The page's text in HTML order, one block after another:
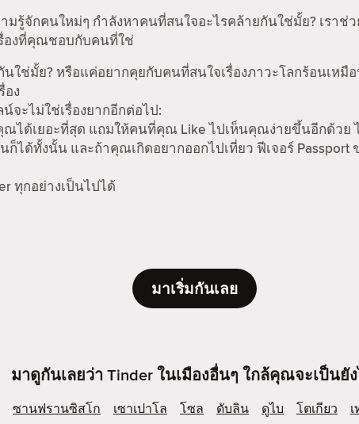
รู้จักคนใหม่ๆ กำลังหาคนที่สนใจอะไรคล้ายกันใช่มั้ย? เรา
องที่คุณชอบกับคนที่ใช่
ใช่มั้ย? หรือแค่อยากคุยกับคนที่สนใจเรื่องภาวะโลกร้อนเห
อง
ะไม่ใช่เรื่องยากอีกต่อไป:
ณได้เยอะที่สุด แถมให้คนที่คุณ Like ไปเห็นคุณง่ายขึ้นอีกด้วย
ด้ทั้งนั้น และถ้าคุณเกิดอยากออกไปเที่ยว ฟีเจอร์ Passport
ทุกอย่างเป็นไปได้
มาเริ่มกันเลย
มาดูกันเลยว่า Tinder ในเมืองอื่นๆ ใกล้คุณจะเป็นยัง
ซานฟรานซิสโก เซาเปาโล โซล ดับลิน ดูไบ โตเกียว